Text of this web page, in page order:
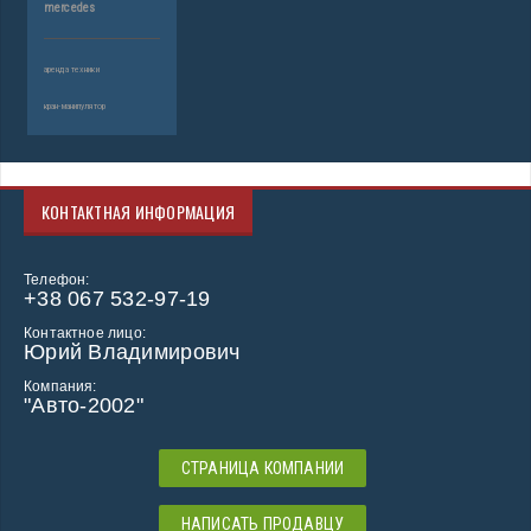
mercedes
аренда техники
кран-манипулятор
КОНТАКТНАЯ ИНФОРМАЦИЯ
Телефон:
+38 067 532-97-19
Контактное лицо:
Юрий Владимирович
Компания:
"Авто-2002"
СТРАНИЦА КОМПАНИИ
НАПИСАТЬ ПРОДАВЦУ